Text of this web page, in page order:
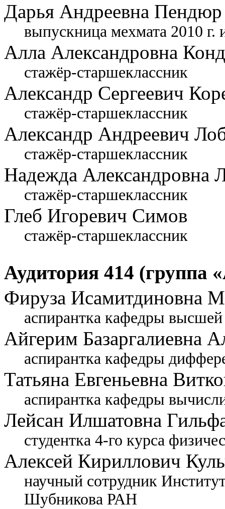
Дарья Андреевна Пендюр
выпускница мехмата 2010 г.
Алла Александровна
стажёр-старшеклассник
Александр Сергеевич
стажёр-старшеклассник
Александр Андреевич
стажёр-старшеклассник
Надежда Александровна
стажёр-старшеклассник
Глеб Игоревич Симов
стажёр-старшеклассник
Аудитория 414 (группа
Фируза Исамитдиновна
аспирантка кафедры
Айгерим Базаргалиевна
аспирантка кафедры
Татьяна Евгеньевна
аспирантка кафедры
Лейсан Илшатовна
студентка 4-го курса
Алексей Кириллович
научный сотрудник
Шубникова РАН